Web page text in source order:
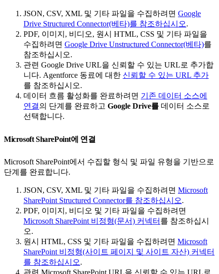
JSON, CSV, XML 및 기타 파일을 수집하려면 Google
Drive Structured Connector(베타)를 참조하십시오.
PDF, 이미지, 비디오, 원시 HTML, CSS 및 기타 파일을
수집하려면 Google Drive Unstructured Connector(베타)를
참조하십시오.
관련 Google Drive URL을 신뢰할 수 있는 URL로 추가합
니다. Agentforce 동료에 대한 신뢰할 수 있는 URL 추가
를 참조하십시오.
데이터 흐름 활성화를 완료하려면 기존 데이터 소스에
연결의 단계를 완료하고 Google Drive를 데이터 소스로
선택합니다.
Microsoft SharePoint에 연결
Microsoft SharePoint에서 수집할 형식 및 파일 유형을 기반으로
단계를 완료합니다.
JSON, CSV, XML 및 기타 파일을 수집하려면 Microsoft
SharePoint Structured Connector를 참조하십시오.
PDF, 이미지, 비디오 및 기타 파일을 수집하려면
Microsoft SharePoint 비정형(문서) 커넥터 를 참조하십시
오.
원시 HTML, CSS 및 기타 파일을 수집하려면 Microsoft
SharePoint 비정형(사이트 페이지 및 사이트 자산) 커넥터
를 참조하십시오.
관련 Microsoft SharePoint URL을 신뢰할 수 있는 URL로